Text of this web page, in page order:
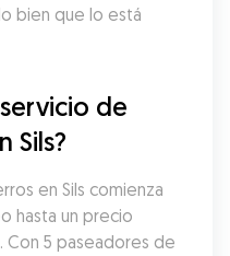
bien que lo está
de
Sils?
en Sils comienza
hasta un precio
Con 5 paseadores de